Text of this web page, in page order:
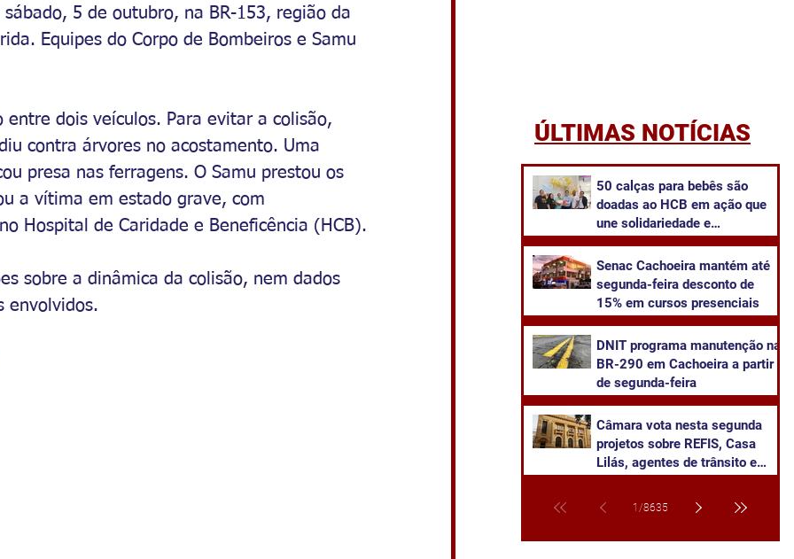
5 de outubro, na BR-153, região da
Equipes do Corpo de Bombeiros e Samu
dois veículos. Para evitar a colisão,
contra árvores no acostamento. Uma
presa nas ferragens. O Samu prestou os
a vítima em estado grave, com
Hospital de Caridade e Beneficência (HCB).
sobre a dinâmica da colisão, nem dados
envolvidos.
ÚLTIMAS NOTÍCIAS
50 calças para bebês são
doadas ao HCB em ação que
une solidariedade e
Senac Cachoeira mantém até
segunda-feira desconto de
15% em cursos presenciais
DNIT programa manutenção na
BR-290 em Cachoeira a partir
de segunda-feira
Câmara vota nesta segunda
projetos sobre REFIS, Casa
Lilás, agentes de trânsito e
1 /8635